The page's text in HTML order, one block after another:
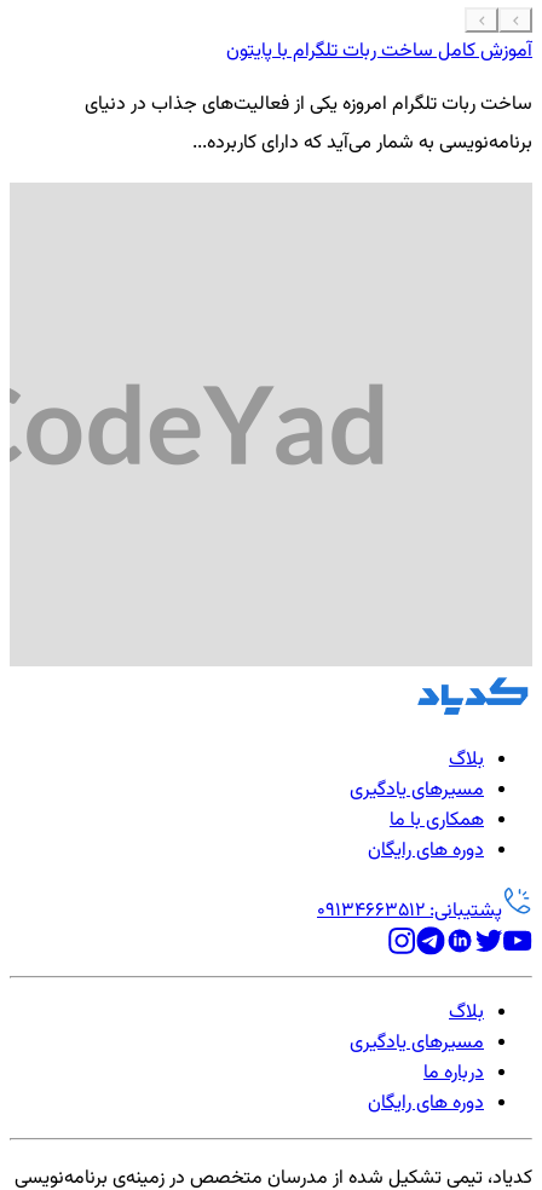
آموزش کامل ساخت ربات تلگرام با پایتون
ساخت ربات تلگرام امروزه یکی از فعالیت‌های جذاب در دنیای
برنامه‌نویسی به شمار می‌آید که دارای کاربرده...
بلاگ
مسیرهای یادگیری
همکاری با ما
دوره های رایگان
پشتیبانی: 09134663512
بلاگ
مسیرهای یادگیری
درباره ما
دوره های رایگان
کدیاد، تیمی تشکیل شده از مدرسان متخصص در زمینه‌ی برنامه‌نویسی